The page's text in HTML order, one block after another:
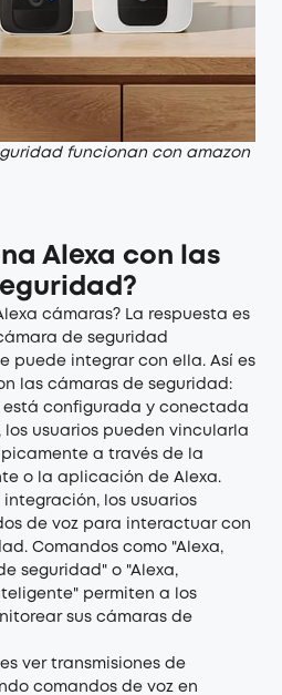
funcionan con amazon
Alexa con las
cámaras? La respuesta es
de seguridad
puede integrar con ella. Así es
las cámaras de seguridad:
está configurada y conectada
los usuarios pueden vincularla
a través de la
o la aplicación de Alexa.
los usuarios
de voz para interactuar con
Comandos como "Alexa,
seguridad" o "Alexa,
permiten a los
sus cámaras de
ver transmisiones de
comandos de voz en